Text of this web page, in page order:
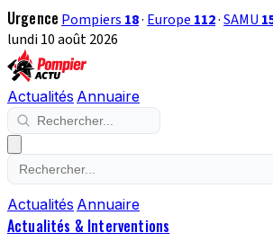
Urgence Pompiers 18· Europe 112·SAMU
lundi 10 août 2026
Actualités Annuaire
Actualités Annuaire
Actualités & Interventions